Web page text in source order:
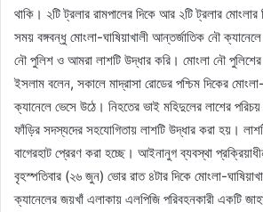
থাকি। ২টি ট্রলার রামপালের দিকে আর ২টি ট্রলার
সময় বঙ্গবন্ধু মোংলা-ঘাষিয়াখালী আন্তর্জাতিক নৌ
নৌ পুলিশ ও আমরা লাশটি উদ্ধার করি। মোংলা নৌ
ইসলাম বলেন, সকালে মাদ্রাসা রোডের পশ্চিম দিকের
ক্যানেলে ভেসে উঠে। নিহতের ভাই মহিদুলের লাশের
ফাঁড়ির সদস্যদের সহযোগিতায় লাশটি উদ্ধার করা হয়।
বাগেরহাট প্রেরণ করা হচ্ছে। আইনানুগ ব্যবস্থা
বৃহস্পতিবার (২৬ জুন) ভোর রাত ৪টার দিকে মোংলা-
ক্যানেলের জয়খাঁ এলাকায় এলপিজি পরিবহনকারী একটি